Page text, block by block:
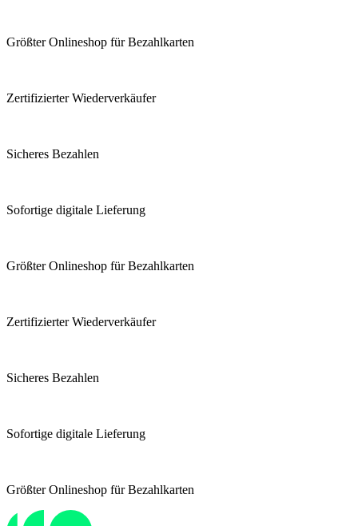
Größter Onlineshop für Bezahlkarten
Zertifizierter Wiederverkäufer
Sicheres Bezahlen
Sofortige digitale Lieferung
Größter Onlineshop für Bezahlkarten
Zertifizierter Wiederverkäufer
Sicheres Bezahlen
Sofortige digitale Lieferung
Größter Onlineshop für Bezahlkarten